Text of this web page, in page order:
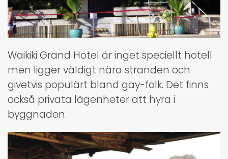
Waikiki Grand Hotel är inget speciellt hotell
men ligger väldigt nära stranden och
givetvis populärt bland gay-folk. Det finns
också privata lägenheter att hyra i
byggnaden.